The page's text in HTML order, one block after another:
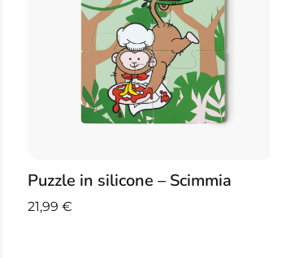
Puzzle in silicone – Scimmia
21,99 €